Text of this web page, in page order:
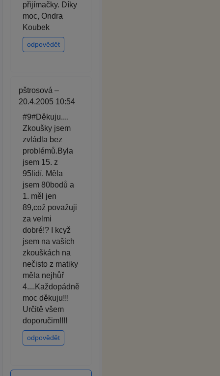
přijímačky. Díky
moc, Ondra
Koubek
odpovědět
pštrosová –
20.4.2005 10:54
#9#Děkuju....
Zkoušky jsem
zvládla bez
problémů.Byla
jsem 15. z
95lidí. Měla
jsem 80bodů a
1. měl jen
89,což považuji
za velmi
dobré!? I kcyž
jsem na vašich
zkouškách na
nečisto z matiky
měla nejhůř
4....Každopádně
moc děkuju!!!
Určitě všem
doporučim!!!!
odpovědět